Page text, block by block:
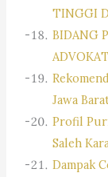
TINGGI
BIDANG
Jawa
Profil
Saleh
Dampak